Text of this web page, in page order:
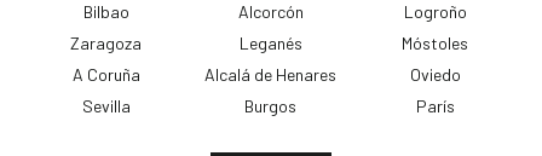
Bilbao
Zaragoza
A Coruña
Sevilla
Alcorcón
Leganés
Alcalá de Henares
Burgos
Logroño
Móstoles
Oviedo
París